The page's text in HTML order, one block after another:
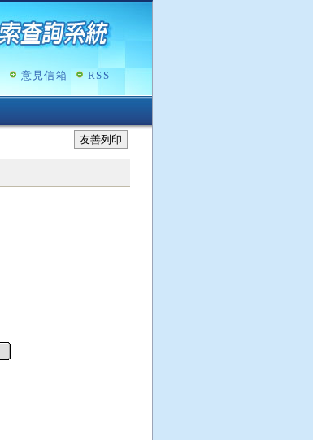
意見信箱 RSS
友善列印